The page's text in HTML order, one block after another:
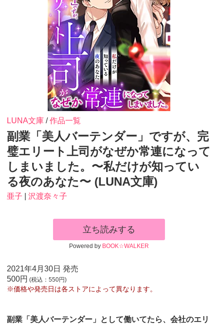
LUNA文庫 /作品一覧
副業「美人バーテンダー」ですが、完
璧エリート上司がなぜか常連になって
しまいました。〜私だけが知ってい
る夜のあなた〜 (LUNA文庫)
亜子 沢渡奈々子
立ち読みする
Powered by BOOK☆WALKER
2021年4月30日 発売
500円 (税込：550円)
※価格や発売日は各ストアによって異なります。
副業「美人バーテンダー」として働いてたら、会社のエリ